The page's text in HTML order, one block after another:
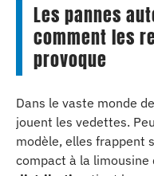
Les pannes
comment les
provoque
Dans le vaste monde
jouent les vedettes.
modèle, elles frappent
compact à la limousine